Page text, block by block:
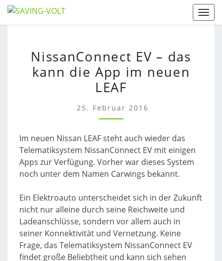
Skip
to
EV
–
DAS
KANN
DIE
APP
NEUEN
LEAF
NissanConnect EV – das
kann die App im neuen
LEAF
25. Februar 2016
Im neuen Nissan LEAF steht auch wieder das
Telematiksystem NissanConnect EV mit einigen
Apps zur Verfügung. Vorher war dieses System
noch unter dem Namen Carwings bekannt.
Ein Elektroauto unterscheidet sich in der Zukunft
nicht nur alleine durch seine Reichweite und
Ladeanschlüsse, sondern vor allem auch in
seiner Konnektivität und Vernetzung. Keine
Frage, das Telematiksystem NissanConnect EV
findet große Beliebtheit und kann sich sehen